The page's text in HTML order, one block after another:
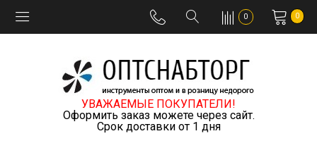
0 0
УВАЖАЕМЫЕ ПОКУПАТЕЛИ!
Оформить заказ можете через сайт.
Срок доставки от 1 дня